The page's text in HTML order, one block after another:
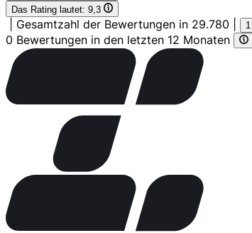
Das Rating lautet: 9,3
Gesamtzahl der Bewertungen in 29.780
0 Bewertungen in den letzten 12 Monaten